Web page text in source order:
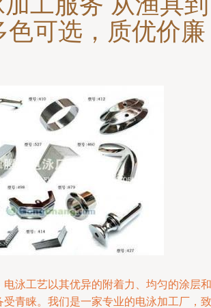
色可选，质优价廉
泳工艺以其优异的附着力、均匀的涂层和
青睐。我们是一家专业的电泳加工厂，致